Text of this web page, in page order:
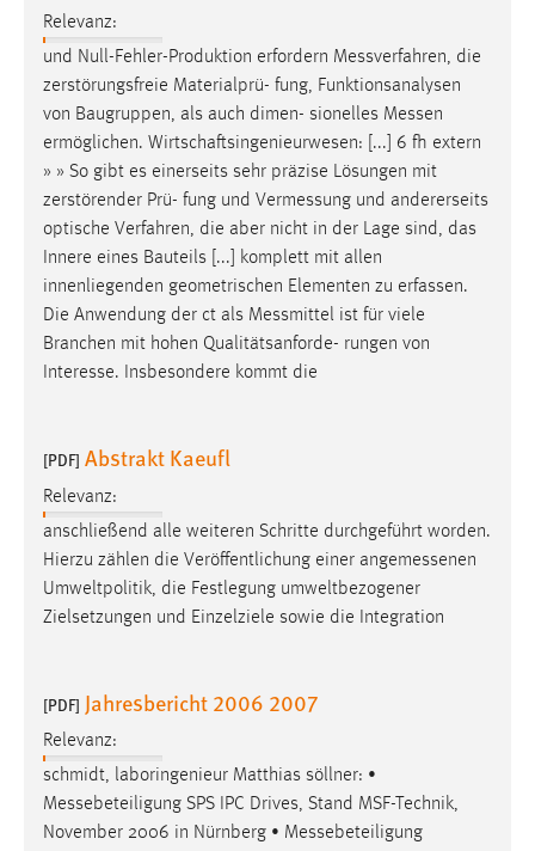
Relevanz:
und Null-Fehler-Produktion erfordern Messverfahren, die
zerstörungsfreie Materialprü- fung, Funktionsanalysen
von Baugruppen, als auch dimen- sionelles Messen
ermöglichen. Wirtschaftsingenieurwesen: [...] 6 fh extern
» » So gibt es einerseits sehr präzise Lösungen mit
zerstörender Prü- fung und Vermessung und andererseits
optische Verfahren, die aber nicht in der Lage sind, das
Innere eines Bauteils [...] komplett mit allen
innenliegenden geometrischen Elementen zu erfassen.
Die Anwendung der ct als Messmittel ist für viele
Branchen mit hohen Qualitätsanforde- rungen von
Interesse. Insbesondere kommt die
[PDF] Abstrakt Kaeufl
Relevanz:
anschließend alle weiteren Schritte durchgeführt worden.
Hierzu zählen die Veröffentlichung einer angemessenen
Umweltpolitik, die Festlegung umweltbezogener
Zielsetzungen und Einzelziele sowie die Integration
[PDF] Jahresbericht 2006 2007
Relevanz:
schmidt, laboringenieur Matthias söllner: •
Messebeteiligung SPS IPC Drives, Stand MSF-Technik,
November 2006 in Nürnberg • Messebeteiligung